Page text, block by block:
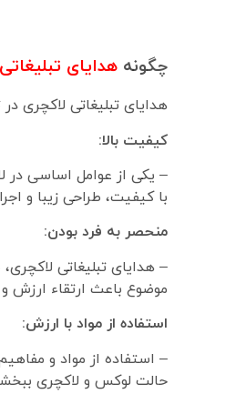
چگونههدایای
هدایای تبلیغاتی لاکچری
کیفیت بالا:
– یکی از عوامل اساسی در
با کیفیت، طراحی زیبا و
منحصر به فرد بودن:
– هدایای تبلیغاتی
موضوع باعث ارتقاء
استفاده از مواد با ارزش:
– استفاده از مواد و
حالت لوکس و لاکچری